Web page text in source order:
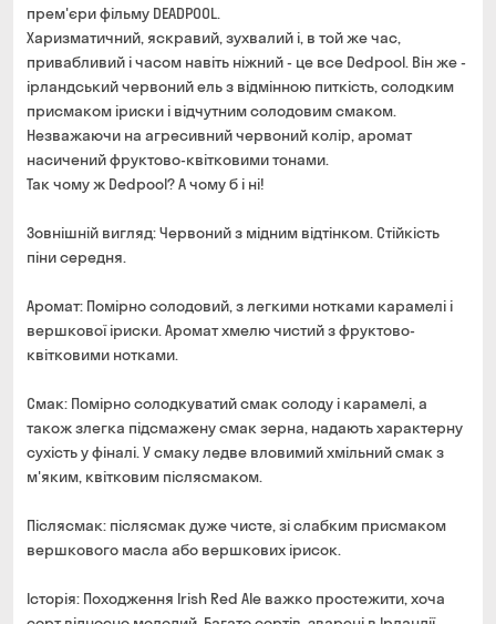
готівкою кур'єру
банківською картою на сайті
прем'єри фільму DEADPOOL.
Харизматичний, яскравий, зухвалий і, в той же час,
привабливий і часом навіть ніжний - це все Dedpool. Він же -
ірландський червоний ель з відмінною питкість, солодким
присмаком іриски і відчутним солодовим смаком.
Незважаючи на агресивний червоний колір, аромат
насичений фруктово-квітковими тонами.
Так чому ж Dedpool? А чому б і ні!
Зовнішній вигляд: Червоний з мідним відтінком. Стійкість
піни середня.
Аромат: Помірно солодовий, з легкими нотками карамелі і
вершкової іриски. Аромат хмелю чистий з фруктово-
квітковими нотками.
Смак: Помірно солодкуватий смак солоду і карамелі, а
також злегка підсмажену смак зерна, надають характерну
сухість у фіналі. У смаку ледве вловимий хмільний смак з
м'яким, квітковим післясмаком.
Післясмак: післясмак дуже чисте, зі слабким присмаком
вершкового масла або вершкових ірисок.
Історія: Походження Irish Red Ale важко простежити, хоча